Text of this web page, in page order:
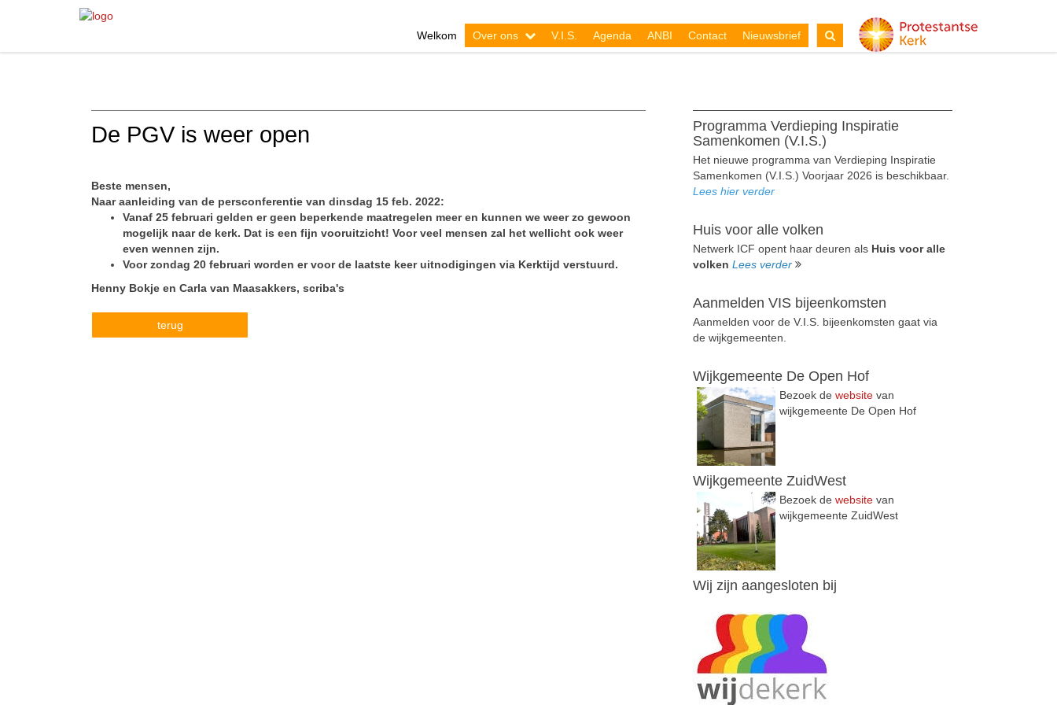
Welkom Over ons V.I.S. Agenda ANBI Contact Nieuwsbrief
De PGV is weer open
Beste mensen,
Naar aanleiding van de persconferentie van dinsdag 15 feb. 2022:
Vanaf 25 februari gelden er geen beperkende maatregelen meer en kunnen we weer zo gewoon
mogelijk naar de kerk. Dat is een fijn vooruitzicht! Voor veel mensen zal het wellicht ook weer
even wennen zijn.
Voor zondag 20 februari worden er voor de laatste keer uitnodigingen via Kerktijd verstuurd.
Henny Bokje en Carla van Maasakkers, scriba's
terug
Programma Verdieping Inspiratie
Samenkomen (V.I.S.)
Het nieuwe programma van Verdieping Inspiratie
Samenkomen (V.I.S.) Voorjaar 2026 is beschikbaar.
Lees hier verder
Huis voor alle volken
Netwerk ICF opent haar deuren als Huis voor alle
volkenLees verder
Aanmelden VIS bijeenkomsten
Aanmelden voor de V.I.S. bijeenkomsten gaat via
de wijkgemeenten.
Wijkgemeente De Open Hof
Bezoek dewebsite van
wijkgemeente De Open Hof
Wijkgemeente ZuidWest
Bezoek dewebsite van
wijkgemeente ZuidWest
Wij zijn aangesloten bij